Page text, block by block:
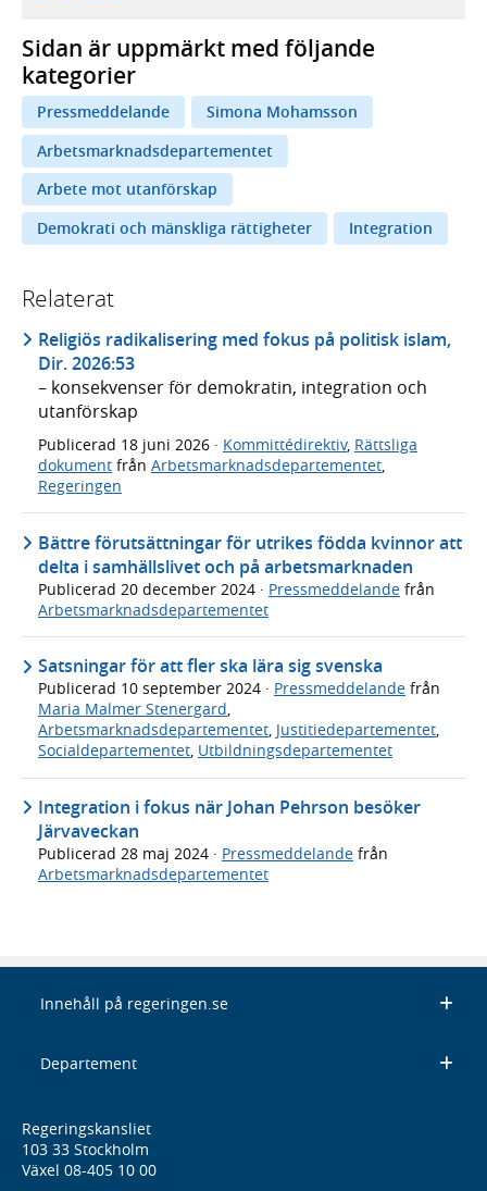
Sidan är uppmärkt med följande
kategorier
Pressmeddelande
Simona Mohamsson
Arbetsmarknadsdepartementet
Arbete mot utanförskap
Demokrati och mänskliga rättigheter
Integration
Relaterat
Religiös radikalisering med fokus på politisk islam,
Dir. 2026:53
– konsekvenser för demokratin, integration och
utanförskap
Publicerad 18 juni 2026 · Kommittédirektiv, Rättsliga
dokument från Arbetsmarknadsdepartementet,
Regeringen
Bättre förutsättningar för utrikes födda kvinnor att
delta i samhällslivet och på arbetsmarknaden
Publicerad 20 december 2024 · Pressmeddelande från
Arbetsmarknadsdepartementet
Satsningar för att fler ska lära sig svenska
Publicerad 10 september 2024 · Pressmeddelande från
Maria Malmer Stenergard,
Arbetsmarknadsdepartementet, Justitiedepartementet,
Socialdepartementet, Utbildningsdepartementet
Integration i fokus när Johan Pehrson besöker
Järvaveckan
Publicerad 28 maj 2024 · Pressmeddelande från
Arbetsmarknadsdepartementet
Innehåll på regeringen.se
Departement
Regeringskansliet
103 33 Stockholm
Växel 08-405 10 00